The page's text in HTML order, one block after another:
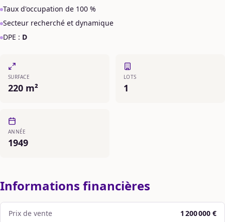
Taux d'occupation de 100 %
Secteur recherché et dynamique
DPE : D
SURFACE
220 m²
LOTS
1
ANNÉE
1949
Informations financières
Prix de vente 1 200 000 €